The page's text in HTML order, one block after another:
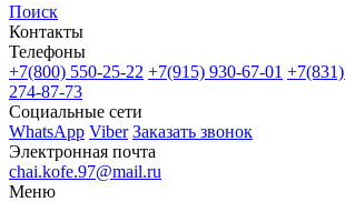
Поиск
Контакты
Телефоны
+7(800) 550-25-22 +7(915) 930-67-01 +7(831)
274-87-73
Социальные сети
WhatsApp Viber Заказать звонок
Электронная почта
chai.kofe.97@mail.ru
Меню